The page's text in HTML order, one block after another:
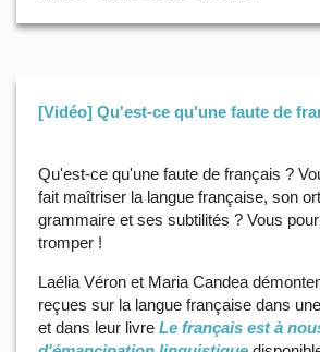
[Vidéo] Qu'est-ce qu'une faute de
Qu'est-ce qu'une faute de français ?
fait maîtriser la langue française, son
grammaire et ses subtilités ? Vous
tromper !
Laélia Véron et Maria Candea
reçues sur la langue française dans
et dans leur livre Le français est à